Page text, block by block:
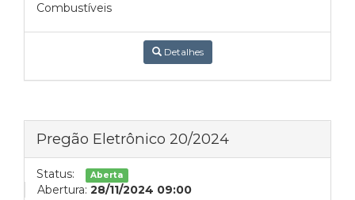
Combustíveis
Detalhes
Pregão Eletrônico 20/2024
Status: Aberta
Abertura: 28/11/2024 09:00